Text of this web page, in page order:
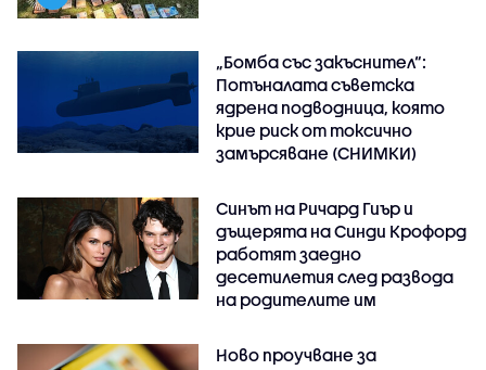
„Бомба със закъснител“:
Потъналата съветска
ядрена подводница, която
крие риск от токсично
замърсяване (СНИМКИ)
Синът на Ричард Гиър и
дъщерята на Синди Крофорд
работят заедно
десетилетия след развода
на родителите им
Ново проучване за